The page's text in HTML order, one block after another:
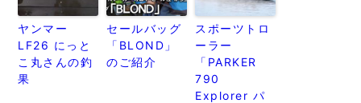
ヤンマー
LF26 にっと
こ丸さんの釣
果
セールバッグ
「BLOND」
のご紹介
スポーツトロ
ーラー
「PARKER
790
Explorer パ